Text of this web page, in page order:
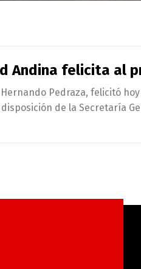
Andina felicita al
Pedraza, felicitó
de la Secretaría